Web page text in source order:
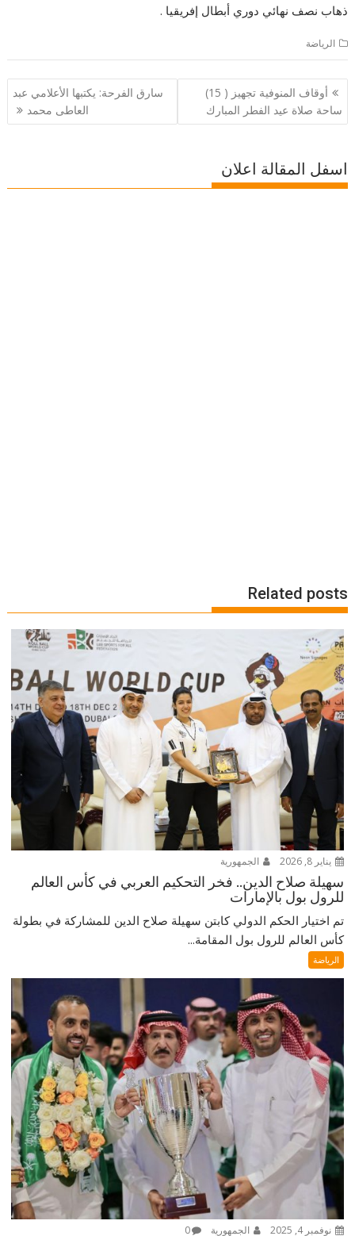
ذهاب نصف نهائي دوري أبطال إفريقيا .
الرياضة
تصفّح
المقالات
أوقاف المنوفية تجهيز ( 15)
ساحة صلاة عيد الفطر المبارك
سارق الفرحة: يكتبها الأعلامي عبد
العاطى محمد
اسفل المقالة اعلان
Related posts
يناير 8, 2026 الجمهورية
سهيلة صلاح الدين.. فخر التحكيم العربي في كأس العالم
للرول بول بالإمارات
تم اختيار الحكم الدولي كابتن سهيلة صلاح الدين للمشاركة في بطولة
كأس العالم للرول بول المقامة...
الرياضة
نوفمبر 4, 2025 الجمهورية 0